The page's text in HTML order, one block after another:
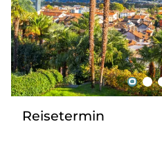
Kontakt
Reisetermin